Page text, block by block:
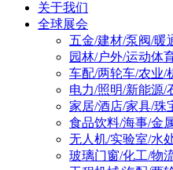
关于我们
全球展会
五金/建材/泵阀/暖
园林/户外/运动体
车配/两轮车/农业/
电力/照明/新能源/
家居/酒店/家具/珠
食品饮料/海事/金
无人机/实验室/水
玻璃门窗/化工/物